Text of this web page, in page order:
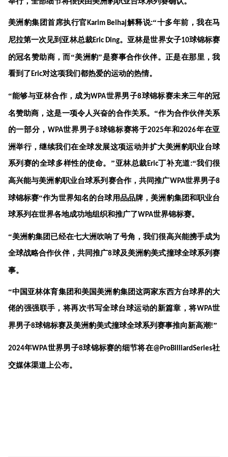
美洲豹集团首席执行官 Karim Belhaj解释说:“十多年前，我在马
尼拉第一次见到亚林总裁Eric Ding。亚林是世界女子10球锦标赛
的冠名赞助商，而“美洲豹”是赛事合作伙伴。正是在那里，我
看到了 Eric对这项我们都热爱的运动的热情。
“能够与亚林合作，成为WPA世界男子8球锦标赛未来三年的冠
名赞助商，这是一项令人兴奋的合作关系。“作为合作伙伴关系
的一部分， WPA世界男子8球锦标赛将于2025年和2026年在亚
洲举行，继续我们在全球发展这项运动并扩大美洲豹职业台球
系列赛的全球多样性的使命。”亚林总裁 Eric丁补充道:“我们很
高兴能与美洲豹职业台球系列赛合作，共同推广WPA世界男子8
球锦标赛“作为世界知名的台球用品品牌，美洲豹集团和职业台
球系列在世界各地成功地组织和推广了WPA世界锦标赛。
“美洲豹集团已经在七大洲吹响了号角，我们很高兴能携手成为
全球战略合作伙伴，共同推广8球及美洲豹美式撞球全球系列赛
事。
“中国亚林体育集团和美国美洲豹集团这两家东西方台球界的大
佬的强强联手，将再次书写全球台球运动的新篇章，将WPA世
界男子8球锦标赛及美洲豹美式撞球全球系列赛事推向新高潮!”
2024年WPA世界男子8球锦标赛的细节将在@ProBilliardSeries社
交媒体渠道上公布。